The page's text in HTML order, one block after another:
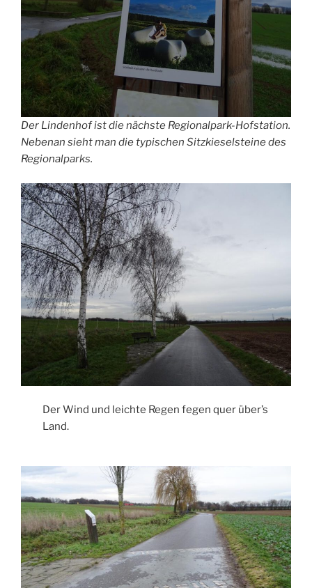
Der Lindenhof ist die nächste Regionalpark-Hofstation.
Nebenan sieht man die typischen Sitzkieselsteine des
Regionalparks.
Der Wind und leichte Regen fegen quer über’s
Land.